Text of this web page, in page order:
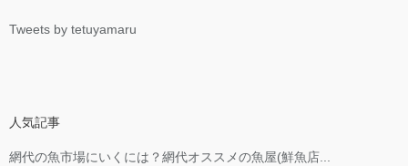
Tweets by tetuyamaru
人気記事
網代の魚市場にいくには？網代オススメの魚屋(鮮魚店...